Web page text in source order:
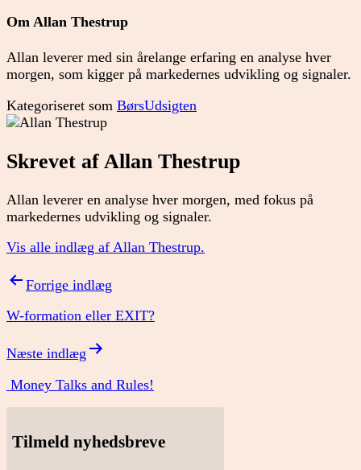
Om Allan Thestrup
Allan leverer med sin årelange erfaring en analyse hver
morgen, som kigger på markedernes udvikling og signaler.
Kategoriseret som BørsUdsigten
Skrevet af Allan Thestrup
Allan leverer en analyse hver morgen, med fokus på
markedernes udvikling og signaler.
Vis alle indlæg af Allan Thestrup.
Indlægsnavigation
Forrige indlæg
W-formation eller EXIT?
Næste indlæg
Money Talks and Rules!
Tilmeld nyhedsbreve